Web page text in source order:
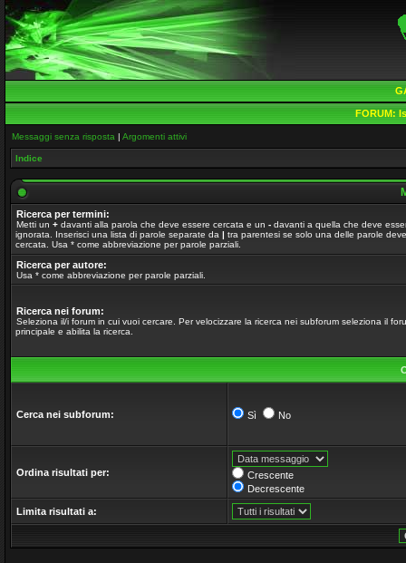
FORUM:
Messaggi senza risposta | Argomenti attivi
Indice
Ricerca per termini:
Metti un + davanti alla parola che deve essere cercata e un - davanti a quella che deve
ignorata. Inserisci una lista di parole separate da | tra parentesi se solo una delle parole
cercata. Usa * come abbreviazione per parole parziali.
Ricerca per autore:
Usa * come abbreviazione per parole parziali.
Ricerca nei forum:
Seleziona il/i forum in cui vuoi cercare. Per velocizzare la ricerca nei subforum seleziona il
principale e abilita la ricerca.
Cerca nei subforum: Sì No
Ordina risultati per:
Crescente
Decrescente
Limita risultati a: